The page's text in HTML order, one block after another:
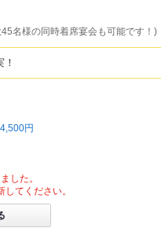
名様の同時着席宴会も可能です！)
円
した。
てください。